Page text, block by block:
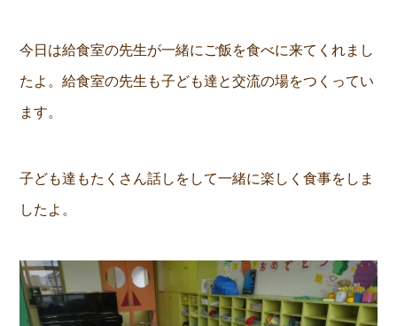
今日は給食室の先生が一緒にご飯を食べに来てくれまし
たよ。給食室の先生も子ども達と交流の場をつくってい
ます。
子ども達もたくさん話しをして一緒に楽しく食事をしま
したよ。